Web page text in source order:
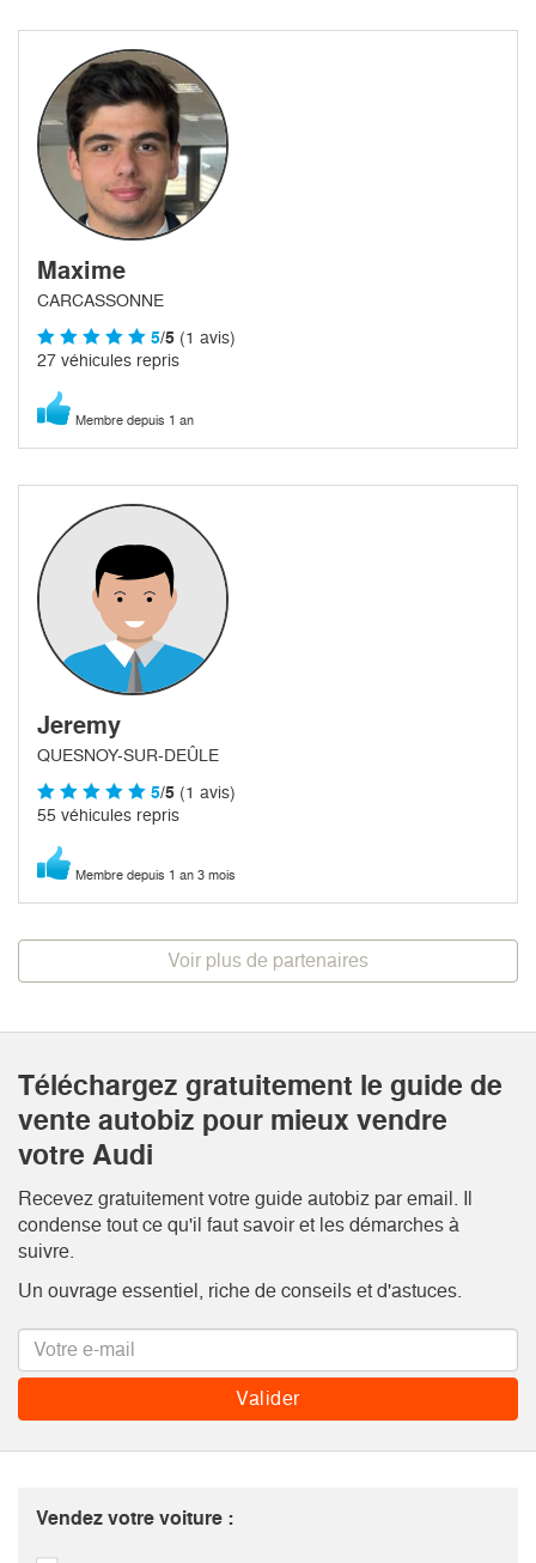
Maxime
CARCASSONNE
5/5 (1 avis)
27 véhicules repris
Membre depuis 1 an
Jeremy
QUESNOY-SUR-DEÛLE
5/5 (1 avis)
55 véhicules repris
Membre depuis 1 an 3 mois
Voir plus de partenaires
Téléchargez gratuitement le guide de
vente autobiz pour mieux vendre
votre Audi
Recevez gratuitement votre guide autobiz par email. Il
condense tout ce qu'il faut savoir et les démarches à
suivre.
Un ouvrage essentiel, riche de conseils et d'astuces.
Vendez votre voiture :